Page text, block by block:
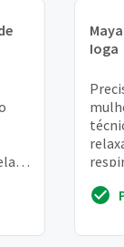
Maya
Ioga
dor